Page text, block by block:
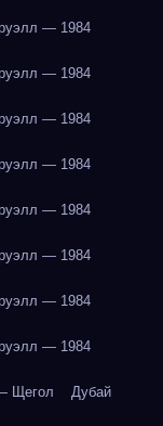
— 1984
— 1984
— 1984
— 1984
— 1984
— 1984
— 1984
— 1984
Щегол Дубай